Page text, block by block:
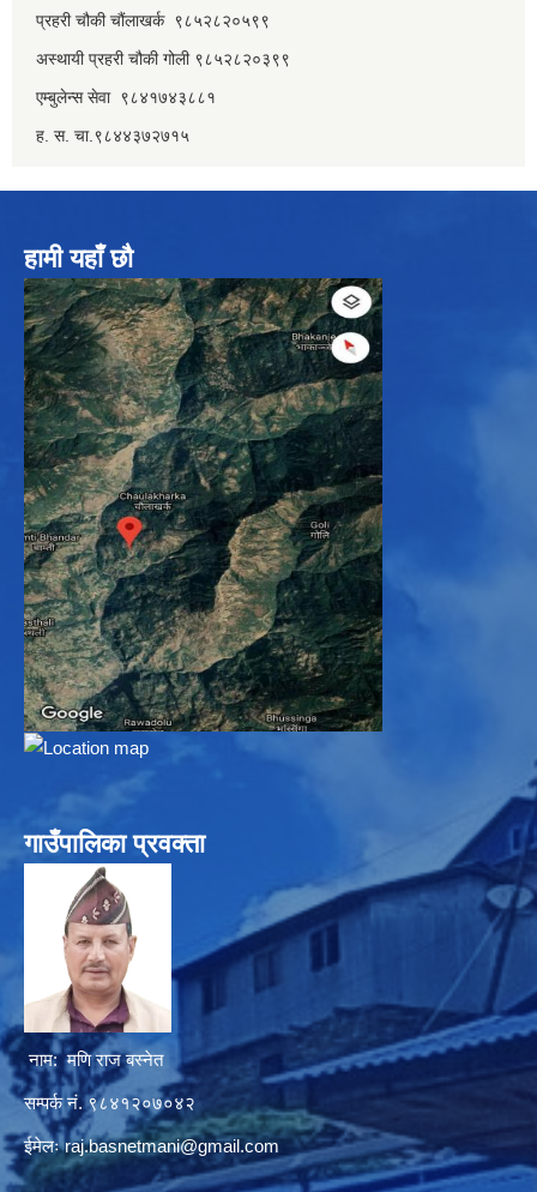
प्रहरी चौकी चौंलाखर्क ९८५२८२०५९९
अस्थायी प्रहरी चौकी गोली ९८५२८२०३९९
एम्बुलेन्स सेवा ९८४१७४३८८१
ह. स. चा.९८४४३७२७१५
हामी यहाँ छौ
गाउँपालिका प्रवक्ता
नाम: मणि राज बस्नेत
सम्पर्क नं. ९८४१२०७०४२
ईमेलःraj.basnetmani@gmail.com